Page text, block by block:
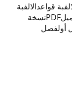
الالفبة
PDFنسخة
فصل